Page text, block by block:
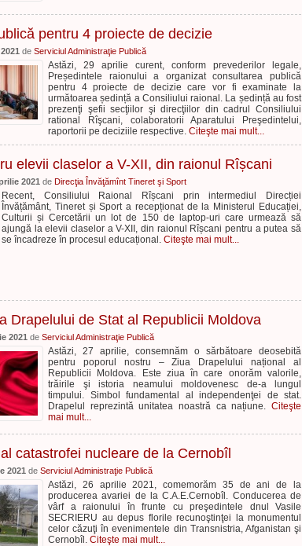
pentru 4 proiecte de decizie
de Serviciul Administraţie Publică
Astăzi, 29 aprilie curent, conform prevederilor legale,
Președintele raionului a organizat consultarea publică
pentru 4 proiecte de decizie care vor fi examinate la
următoarea ședință a Consiliului raional. La ședință au fost
prezenţi şefii secţiilor şi direcţiilor din cadrul Consiliului
rational Rîşcani, colaboratorii Aparatului Preşedintelui,
raportorii pe deciziile respective. Citeşte mai mult...
elevii claselor a V-XII, din raionul Rîșcani
2021 de Direcţia Învăţămînt Tineret şi Sport
Recent, Consiliului Raional Rîșcani prin intermediul Direcției
Învățământ, Tineret și Sport a recepționat de la Ministerul Educației,
Culturii și Cercetării un lot de 150 de laptop-uri care urmează să
ajungă la elevii claselor a V-XII, din raionul Rîșcani pentru a putea să
se încadreze în procesul educațional. Citeşte mai mult...
Drapelului de Stat al Republicii Moldova
2021 de Serviciul Administraţie Publică
Astăzi, 27 aprilie, consemnăm o sărbătoare deosebită
pentru poporul nostru – Ziua Drapelului național al
Republicii Moldova. Este ziua în care onorăm valorile,
trăirile şi istoria neamului moldovenesc de-a lungul
timpului. Simbol fundamental al independenţei de stat.
Drapelul reprezintă unitatea noastră ca națiune. Citeşte
mai mult...
catastrofei nucleare de la Cernobîl
2021 de Serviciul Administraţie Publică
Astăzi, 26 aprilie 2021, comemorăm 35 de ani de la
producerea avariei de la C.A.E.Cernobîl. Conducerea de
vârf a raionului în frunte cu preşedintele dnul Vasile
SECRIERU au depus florile recunoştinţei la monumentul
celor căzuţi în evenimentele din Transnistria, Afganistan şi
Cernobîl. Citeşte mai mult...